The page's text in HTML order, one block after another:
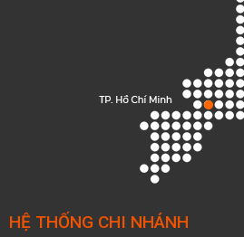
HỆ THỐNG CHI NHÁNH